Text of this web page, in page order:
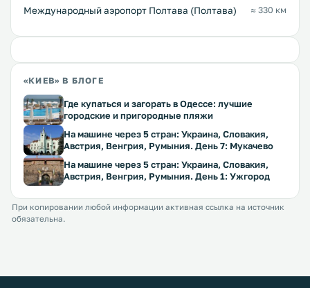
Международный аэропорт Полтава (Полтава) ≈ 330 км
«КИЕВ» В БЛОГЕ
Где купаться и загорать в Одессе: лучшие
городские и пригородные пляжи
На машине через 5 стран: Украина, Словакия,
Австрия, Венгрия, Румыния. День 7: Мукачево
На машине через 5 стран: Украина, Словакия,
Австрия, Венгрия, Румыния. День 1: Ужгород
При копировании любой информации активная ссылка на источник
обязательна.